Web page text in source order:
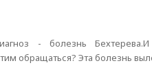
- болезнь
обращаться? Эта болезнь